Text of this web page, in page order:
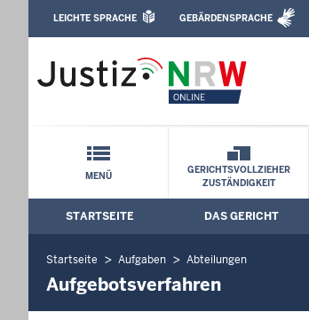
Amtsgericht Höxter:
Leichte Sprache,
LEICHTE SPRACHE GEBÄRDENSPRACHE
Schnellnavigation mit Volltext-
MENÜ
GERICHTSVOLLZIEHER
ZUSTÄNDIGKEIT
Hauptmenü: Hauptnavigation
STARTSEITE DAS GERICHT
Startseite Aufgaben Abteilungen
Aufgebotsverfahren